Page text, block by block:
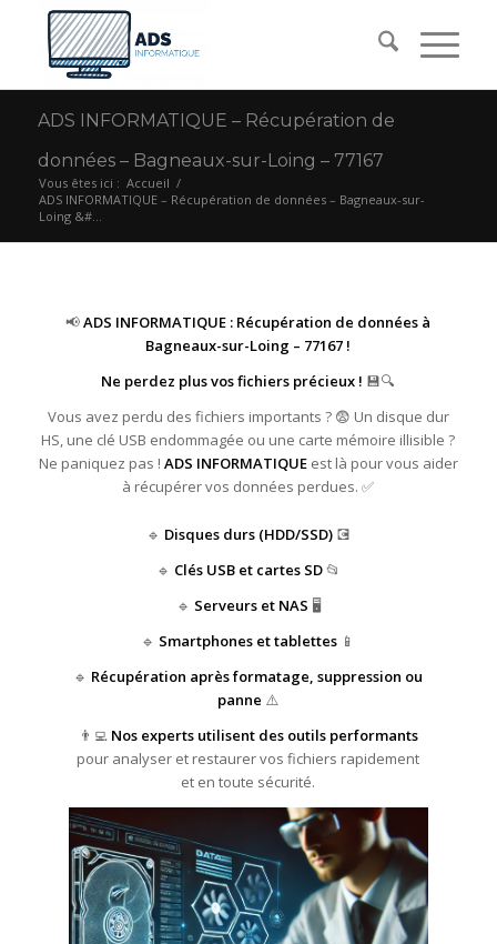
ADS INFORMATIQUE – Récupération de
données – Bagneaux-sur-Loing – 77167
Vous êtes ici : Accueil /
ADS INFORMATIQUE – Récupération de données – Bagneaux-sur-
Loing &#...
📢ADS INFORMATIQUE : Récupération de données à
Bagneaux-sur-Loing – 77167 !
Ne perdez plus vos fichiers précieux ! 💾🔍
Vous avez perdu des fichiers importants ? 😨 Un disque dur
HS, une clé USB endommagée ou une carte mémoire illisible ?
Ne paniquez pas ! ADS INFORMATIQUEest là pour vous aider
à récupérer vos données perdues. ✅
🔹 Disques durs (HDD/SSD)💽
🔹 Clés USB et cartes SD📂
🔹 Serveurs et NAS 🖥️
🔹 Smartphones et tablettes 📱
🔹 Récupération après formatage, suppression ou
panne ⚠️
👨‍💻 Nos experts utilisent des outils performants
pour analyser et restaurer vos fichiers rapidement
et en toute sécurité.